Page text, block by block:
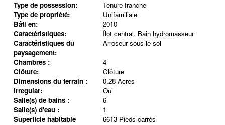
Type de possession:
Tenure franche
Type de propriété:
Unifamiliale
Bâti en:
2010
Caractéristiques:
Îlot central, Bain hydromasseur
Caractéristiques du
paysagement:
Arroseur sous le sol
Chambres :
4
Clôture:
Clôture
Dimensions du terrain :
0.28 Acres
Irregular:
Oui
Salle(s) de bains :
6
Salle(s) d'eau :
1
Superficie habitable
6613 Pieds carrés